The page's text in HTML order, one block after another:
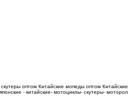
оптом Китайские мопеды оптом
- китайские- мотоциклы- скутеры-